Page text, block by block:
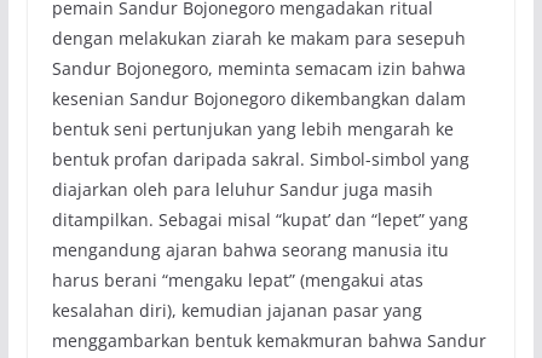
pemain Sandur Bojonegoro mengadakan ritual
dengan melakukan ziarah ke makam para sesepuh
Sandur Bojonegoro, meminta semacam izin bahwa
kesenian Sandur Bojonegoro dikembangkan dalam
bentuk seni pertunjukan yang lebih mengarah ke
bentuk profan daripada sakral. Simbol-simbol yang
diajarkan oleh para leluhur Sandur juga masih
ditampilkan. Sebagai misal “kupat’ dan “lepet” yang
mengandung ajaran bahwa seorang manusia itu
harus berani “mengaku lepat” (mengakui atas
kesalahan diri), kemudian jajanan pasar yang
menggambarkan bentuk kemakmuran bahwa Sandur